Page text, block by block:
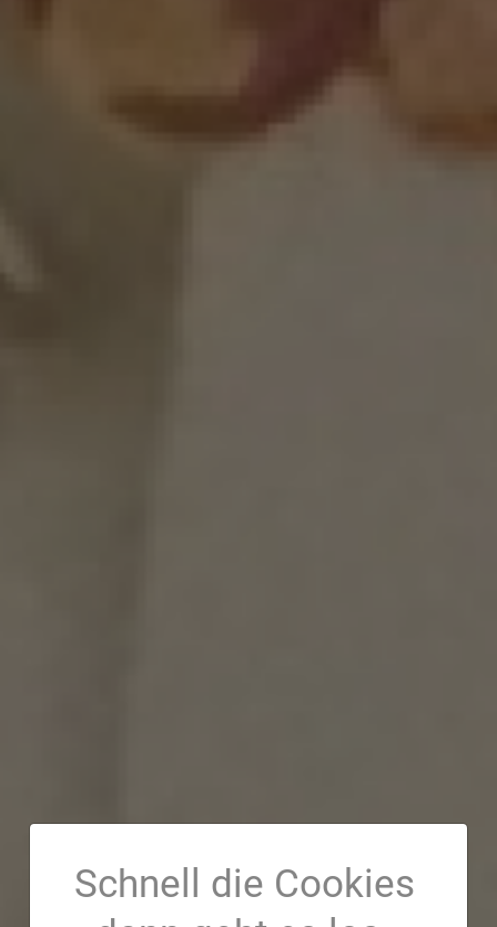
Schnell die Cookies